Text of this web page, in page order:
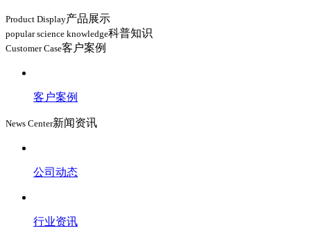
Product Display产品展示
popular science knowledge科普知识
Customer Case客户案例
客户案例
News Center新闻资讯
公司动态
行业资讯